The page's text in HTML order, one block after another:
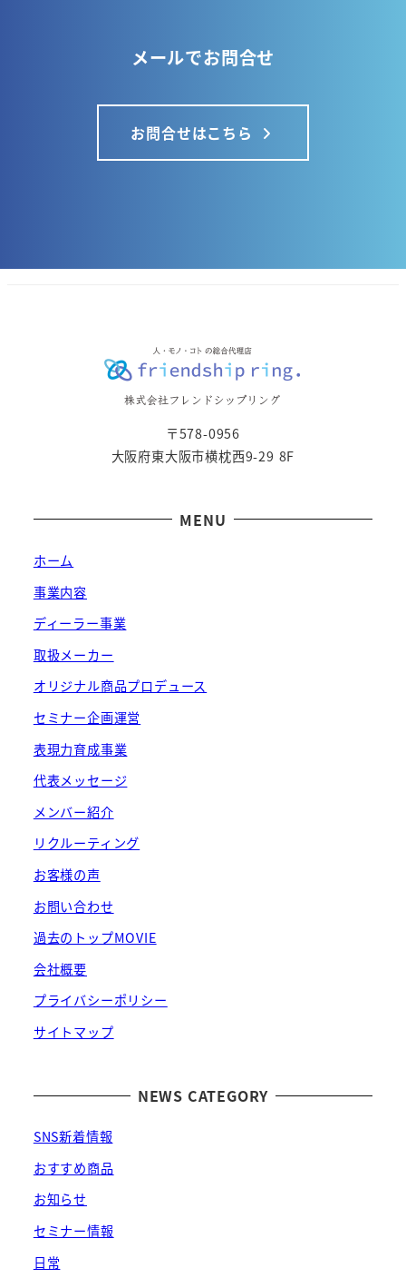
メールでお問合せ
お問合せはこちら
〒578-0956
大阪府東大阪市横枕西9-29 8F
MENU
ホーム
事業内容
ディーラー事業
取扱メーカー
オリジナル商品プロデュース
セミナー企画運営
表現力育成事業
代表メッセージ
メンバー紹介
リクルーティング
お客様の声
お問い合わせ
過去のトップMOVIE
会社概要
プライバシーポリシー
サイトマップ
NEWS CATEGORY
SNS新着情報
おすすめ商品
お知らせ
セミナー情報
日常